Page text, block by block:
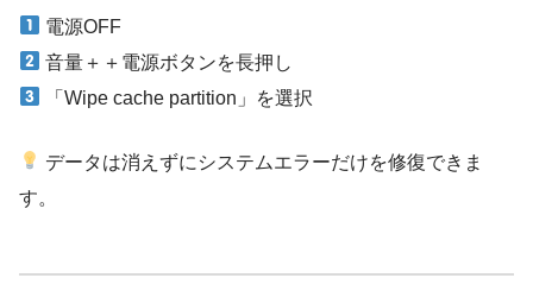
電源OFF
音量＋＋電源ボタンを長押し
「Wipe cache partition」を選択
データは消えずにシステムエラーだけを修復できま
す。